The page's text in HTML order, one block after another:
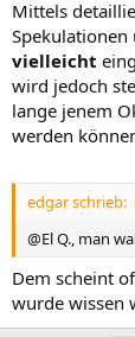
Mittels
Spekulationen
vielleicht
wird jedoch
lange jenem
werden
edgar schrieb:
@El Q., man
Dem scheint
wurde wissen